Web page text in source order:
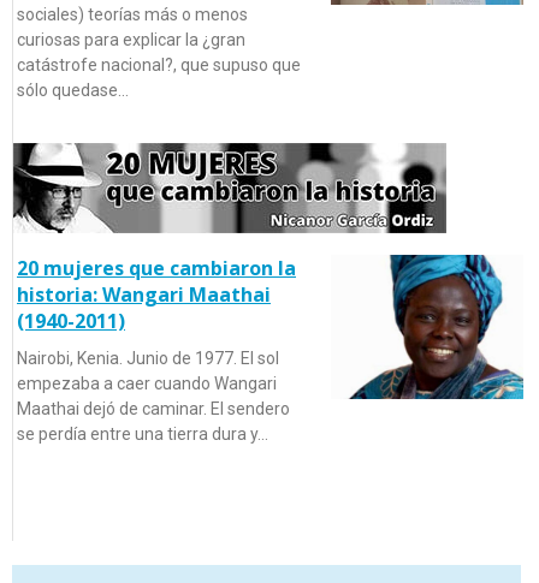
sociales) teorías más o menos
curiosas para explicar la ¿gran
catástrofe nacional?, que supuso que
sólo quedase…
20 mujeres que cambiaron la
historia: Wangari Maathai
(1940-2011)
Nairobi, Kenia. Junio de 1977. El sol
empezaba a caer cuando Wangari
Maathai dejó de caminar. El sendero
se perdía entre una tierra dura y…